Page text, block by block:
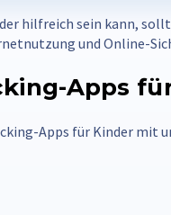
hilfreich sein kann,
und Online-
Apps
Apps für Kinder mit